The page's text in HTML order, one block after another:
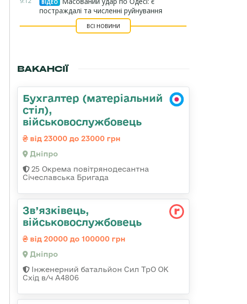
ВІДЕО
постраждалі та численні руйнування
ВСІ НОВИНИ
ВАКАНСІЇ
Бухгалтер (матеріальний
стіл),
військовослужбовець
від 23000 до 23000 грн
Дніпро
25 Окрема повітрянодесантна
Січеславська Бригада
Зв’язківець,
військовослужбовець
від 20000 до 100000 грн
Дніпро
Інженерний батальйон Сил ТрО ОК
Схід в/ч А4806